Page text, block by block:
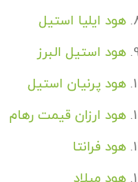
هود ایلیا استیل
هود استیل البرز
هود پرنیان استیل
هود ارزان قیمت رهام
هود فرانتا